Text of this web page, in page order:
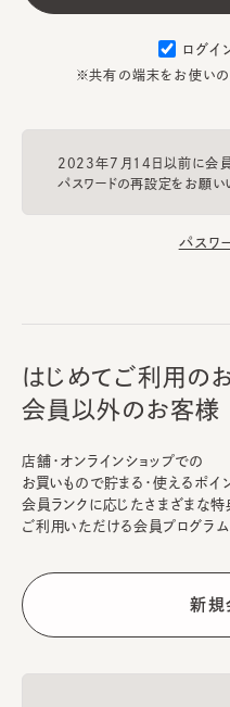
ログイ
※共有の端末をお使いの
2023年7月14日以前に会
パスワードの再設定をお願い
パスワ
はじめてご利用の
会員以外のお客様
店舗・オンラインショップでの
お買いもので貯まる・使えるポイ
会員ランクに応じたさまざまな特
ご利用いただける会員プログラム